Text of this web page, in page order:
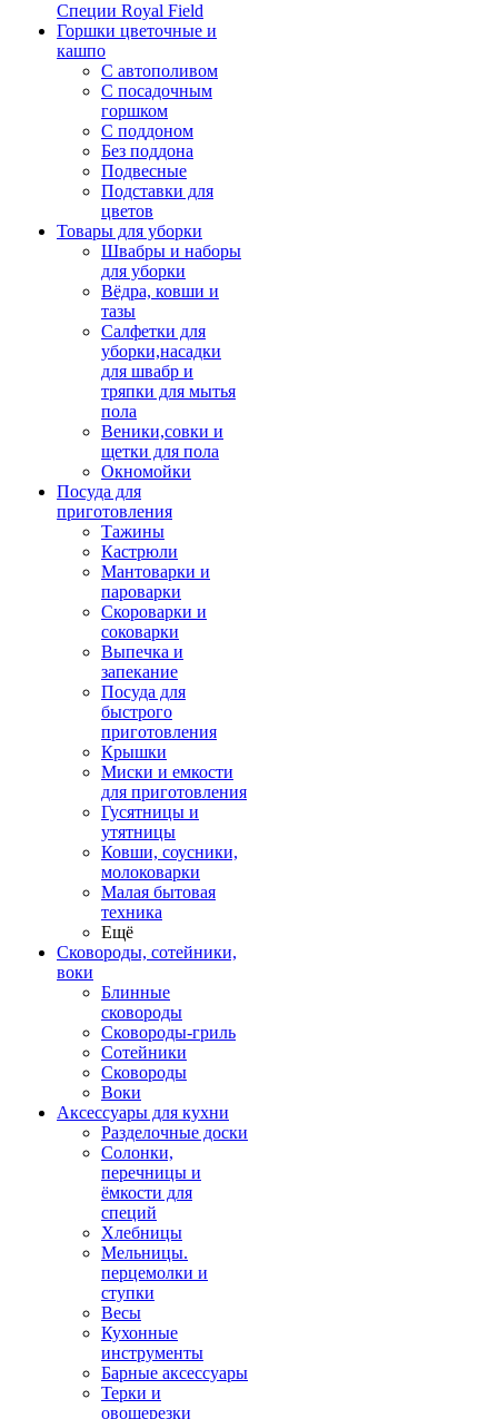
Специи Royal Field
Горшки цветочные и
кашпо
С автополивом
С посадочным
горшком
С поддоном
Без поддона
Подвесные
Подставки для
цветов
Товары для уборки
Швабры и наборы
для уборки
Вёдра, ковши и
тазы
Салфетки для
уборки,насадки
для швабр и
тряпки для мытья
пола
Веники,совки и
щетки для пола
Окномойки
Посуда для
приготовления
Тажины
Кастрюли
Мантоварки и
пароварки
Скороварки и
соковарки
Выпечка и
запекание
Посуда для
быстрого
приготовления
Крышки
Миски и емкости
для приготовления
Гусятницы и
утятницы
Ковши, соусники,
молоковарки
Малая бытовая
техника
Ещё
Сковороды, сотейники,
воки
Блинные
сковороды
Сковороды-гриль
Сотейники
Сковороды
Воки
Аксессуары для кухни
Разделочные доски
Солонки,
перечницы и
ёмкости для
специй
Хлебницы
Мельницы.
перцемолки и
ступки
Весы
Кухонные
инструменты
Барные аксессуары
Терки и
овощерезки